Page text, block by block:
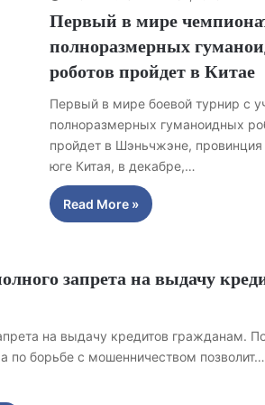
Первый в мире
полноразмерных
роботов пройдет в Китае
Первый в мире боевой турнир с
полноразмерных гуманоидных
пройдет в Шэньчжэне, провинция
юге Китая, в декабре,…
Read More »
запрета на выдачу
на выдачу кредитов гражданам.
по борьбе с мошенничеством позволит…